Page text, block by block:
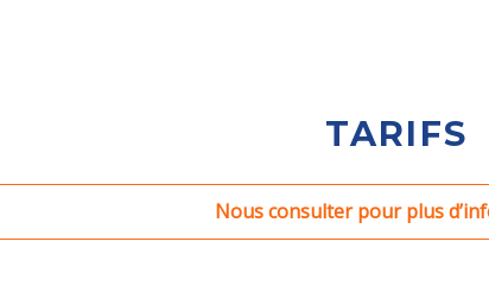
TARIFS
Nous consulter pour plus